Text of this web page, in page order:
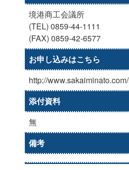
境港商工会議所
(TEL) 0859-44-1111
(FAX) 0859-42-6577
お申し込みはこちら
http://
添付資料
無
備考